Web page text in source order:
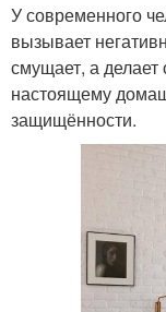
У современного
вызывает
смущает, а
настоящему
защищённости.